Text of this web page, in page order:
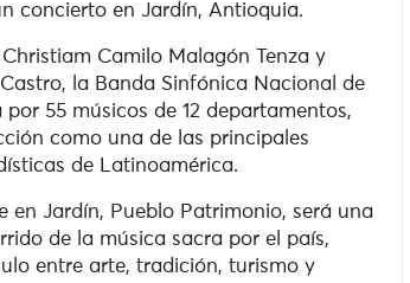
concierto en Jardín, Antioquia.
Camilo Malagón Tenza y
la Banda Sinfónica Nacional de
55 músicos de 12 departamentos,
como una de las principales
de Latinoamérica.
en Jardín, Pueblo Patrimonio, será una
de la música sacra por el país,
entre arte, tradición, turismo y